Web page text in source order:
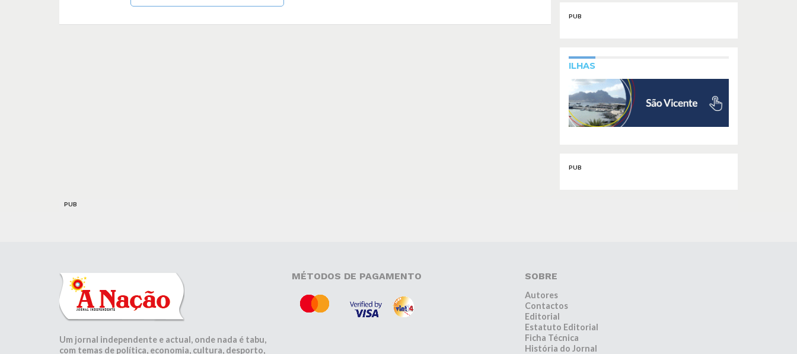
PUB
ILHAS
PUB
PUB
Um jornal independente e actual, onde nada é tabu,
com temas de política, economia, cultura, desporto,
MÉTODOS DE PAGAMENTO SOBRE
Autores
Contactos
Editorial
Estatuto Editorial
Ficha Técnica
História do Jornal